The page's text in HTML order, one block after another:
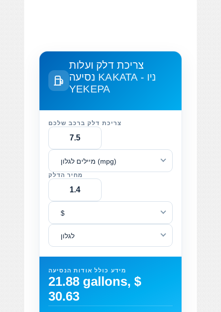
צריכת דלק ועלות
KAKATA - ניו
YEKEPA
צריכת דלק ברכב שלכם
מיילים לגלון (mpg)
מחיר הדלק
$
לגלון
מידע כולל אודות הנסיעה
21.88 gallons, $
30.63